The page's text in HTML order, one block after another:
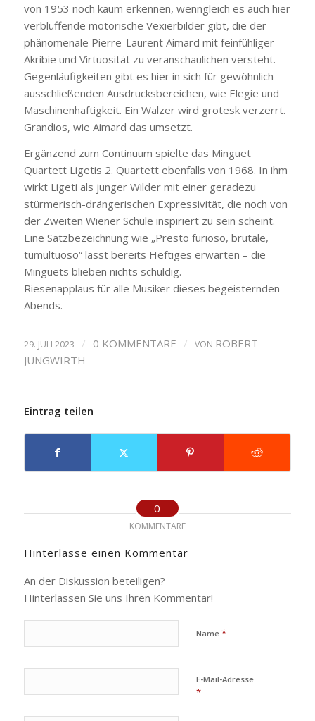
von 1953 noch kaum erkennen, wenngleich es auch hier
verblüffende motorische Vexierbilder gibt, die der
phänomenale Pierre-Laurent Aimard mit feinfühliger
Akribie und Virtuosität zu veranschaulichen versteht.
Gegenläufigkeiten gibt es hier in sich für gewöhnlich
ausschließenden Ausdrucksbereichen, wie Elegie und
Maschinenhaftigkeit. Ein Walzer wird grotesk verzerrt.
Grandios, wie Aimard das umsetzt.
Ergänzend zum Continuum spielte das Minguet
Quartett Ligetis 2. Quartett ebenfalls von 1968. In ihm
wirkt Ligeti als junger Wilder mit einer geradezu
stürmerisch-drängerischen Expressivität, die noch von
der Zweiten Wiener Schule inspiriert zu sein scheint.
Eine Satzbezeichnung wie „Presto furioso, brutale,
tumultuoso“ lässt bereits Heftiges erwarten – die
Minguets blieben nichts schuldig.
Riesenapplaus für alle Musiker dieses begeisternden
Abends.
29. JULI 2023 / 0 KOMMENTARE / VON ROBERT
JUNGWIRTH
Eintrag teilen
0
KOMMENTARE
Hinterlasse einen Kommentar
An der Diskussion beteiligen?
Hinterlassen Sie uns Ihren Kommentar!
Name *
E-Mail-Adresse
*